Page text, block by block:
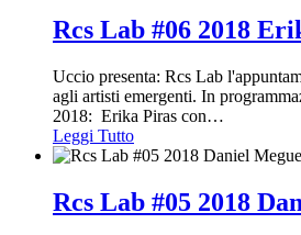
Rcs Lab #06 2018
Uccio presenta: Rcs Lab
agli artisti emergenti. In
2018: Erika Piras con…
Leggi Tutto
Rcs Lab #05 2018